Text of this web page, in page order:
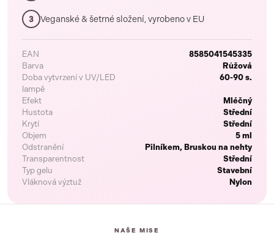
3 Veganské & šetrné složení, vyrobeno v EU
EAN
8585041545335
Barva
Růžová
Doba vytvrzení v UV/LED
lampě
60-90 s.
Efekt
Mléčný
Hustota
Střední
Krytí
Střední
Objem
5 ml
Odstranění
Pilníkem, Bruskou na nehty
Transparentnost
Střední
Typ gelu
Stavební
Vláknová výztuž
Nylon
NAŠE MISE